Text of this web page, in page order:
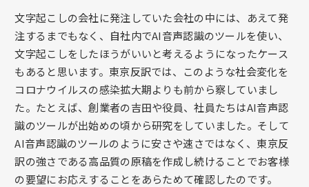
文字起こしの会社に発注していた会社の中には、あえて発
注するまでもなく、自社内でAI音声認識のツールを使い、
文字起こしをしたほうがいいと考えるようになったケース
もあると思います。東京反訳では、このような社会変化を
コロナウイルスの感染拡大期よりも前から察していまし
た。たとえば、創業者の吉田や役員、社員たちはAI音声認
識のツールが出始めの頃から研究をしていました。そして
AI音声認識のツールのように安さや速さではなく、東京反
訳の強さである高品質の原稿を作成し続けることでお客様
の要望にお応えすることをあらためて確認したのです。